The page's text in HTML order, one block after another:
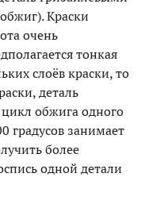
Краски
очень
тонкая
слоёв краски, то
деталь
цикл обжига одного
градусов занимает
более
одной детали